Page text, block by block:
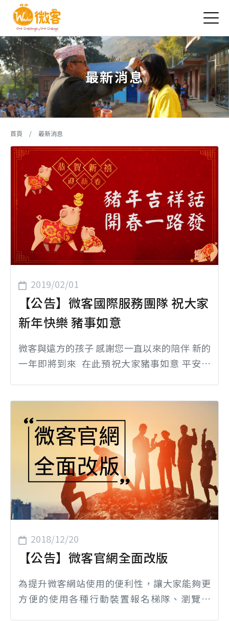
最新消息
您在這裡
首頁 / 最新消息
2019/02/01
【公告】微客國際服務團隊 祝大家
新年快樂 豬事如意
微客與遠方的孩子 感謝您一直以來的陪伴 新的
一年即將到來 在此預祝大家豬事如意 平安快
2018/12/20
【公告】微客官網全面改版
為提升微客網站使用的便利性，讓大家能夠更
方便的使用各種行動裝置報名梯隊、瀏覽資